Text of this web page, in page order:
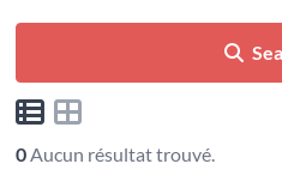
0Aucun résultat trouvé.